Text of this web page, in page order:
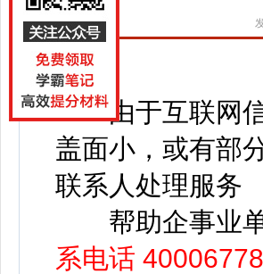
由于互联网信
盖面小，或有部
联系人处理服务
帮助企事业单
系电话